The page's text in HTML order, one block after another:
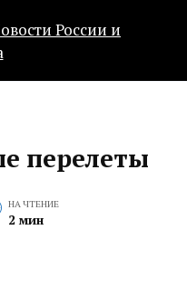
перелеты
НА ЧТЕНИЕ
2 мин